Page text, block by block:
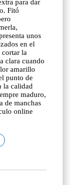
para dar
Fitó
unos
en el
la
clara cuando
amarillo
punto de
la calidad
maduro,
de manchas
online